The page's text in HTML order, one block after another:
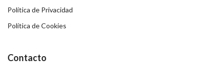
Política de Privacidad
Política de Cookies
Contacto